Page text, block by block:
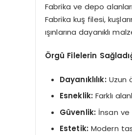
Fabrika ve depo
Fabrika kuş filesi,
ışınlarına dayanıklı
Örgü Filelerin
Dayanıklılık: Uzun
Esneklik: Farklı
Güvenlik: İnsan ve
Estetik: Modern